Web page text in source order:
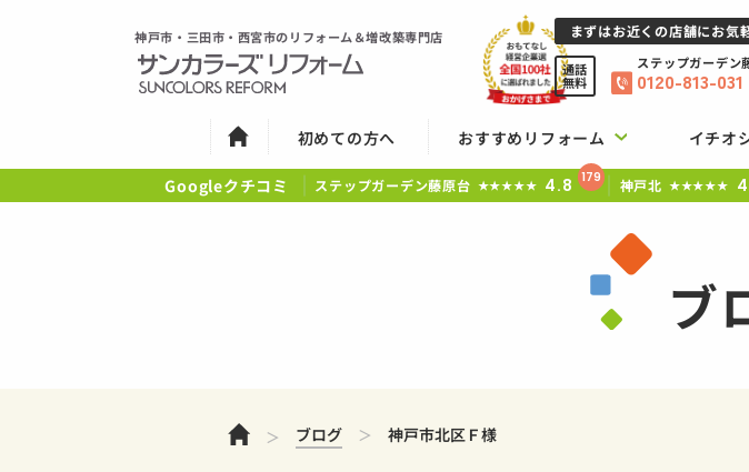
神戸市・三田市・西宮市のリフォーム＆増改築専門店
初めての方へ おすすめリフォーム イチオ
まずはお近くの店舗にお気
通話
無料
ステップガーデン
0120-813-031
Googleクチコミ ステップガーデン藤原台 ★★★★★ 4.8 179 神戸北 ★★★★★
ブ
ホーム ブログ 神戸市北区Ｆ様